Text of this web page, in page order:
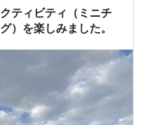
ティビティ（ミニチ
）を楽しみました。